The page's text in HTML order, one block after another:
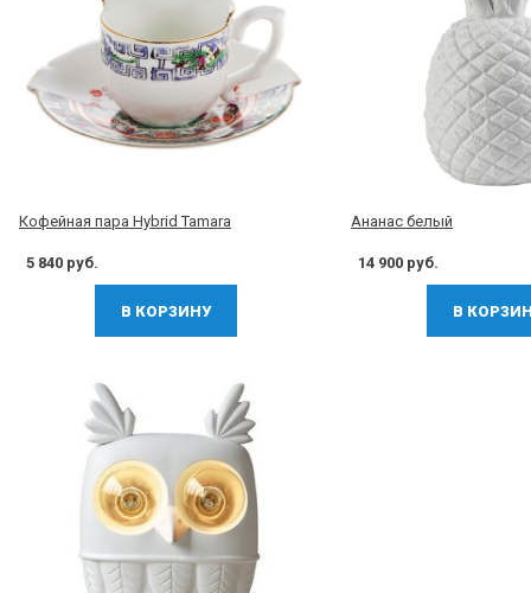
Кофейная пара Hybrid Tamara
5 840 руб.
В КОРЗИНУ
Ананас белый
14 900 руб.
В